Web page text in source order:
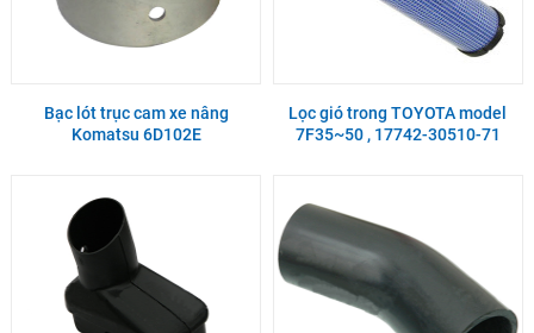
Bạc lót trục cam xe nâng
Komatsu 6D102E
Lọc gió trong TOYOTA model
7F35~50 , 17742-30510-71